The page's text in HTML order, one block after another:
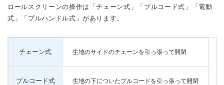
ロールスクリーンの操作は「チェーン式」「プルコード式」「電動
式」「プルハンドル式」があります。
チェーン式 生地のサイドのチェーンを引っ張って開閉
プルコード式 生地の下についたプルコードを引っ張って開閉